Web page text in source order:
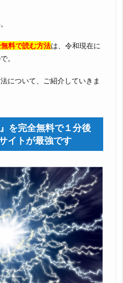
無料で読む方法は、令和現在に
。
について、ご紹介していきま
を完全無料で１分後
イトが最強です